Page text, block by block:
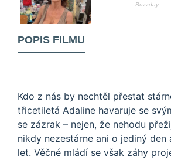
POPIS FILMU
Kdo z nás by nechtěl přestat
třicetiletá Adaline havaruje se
se zázrak – nejen, že nehodu
nikdy nezestárne ani o jediný den
let. Věčné mládí se však záhy